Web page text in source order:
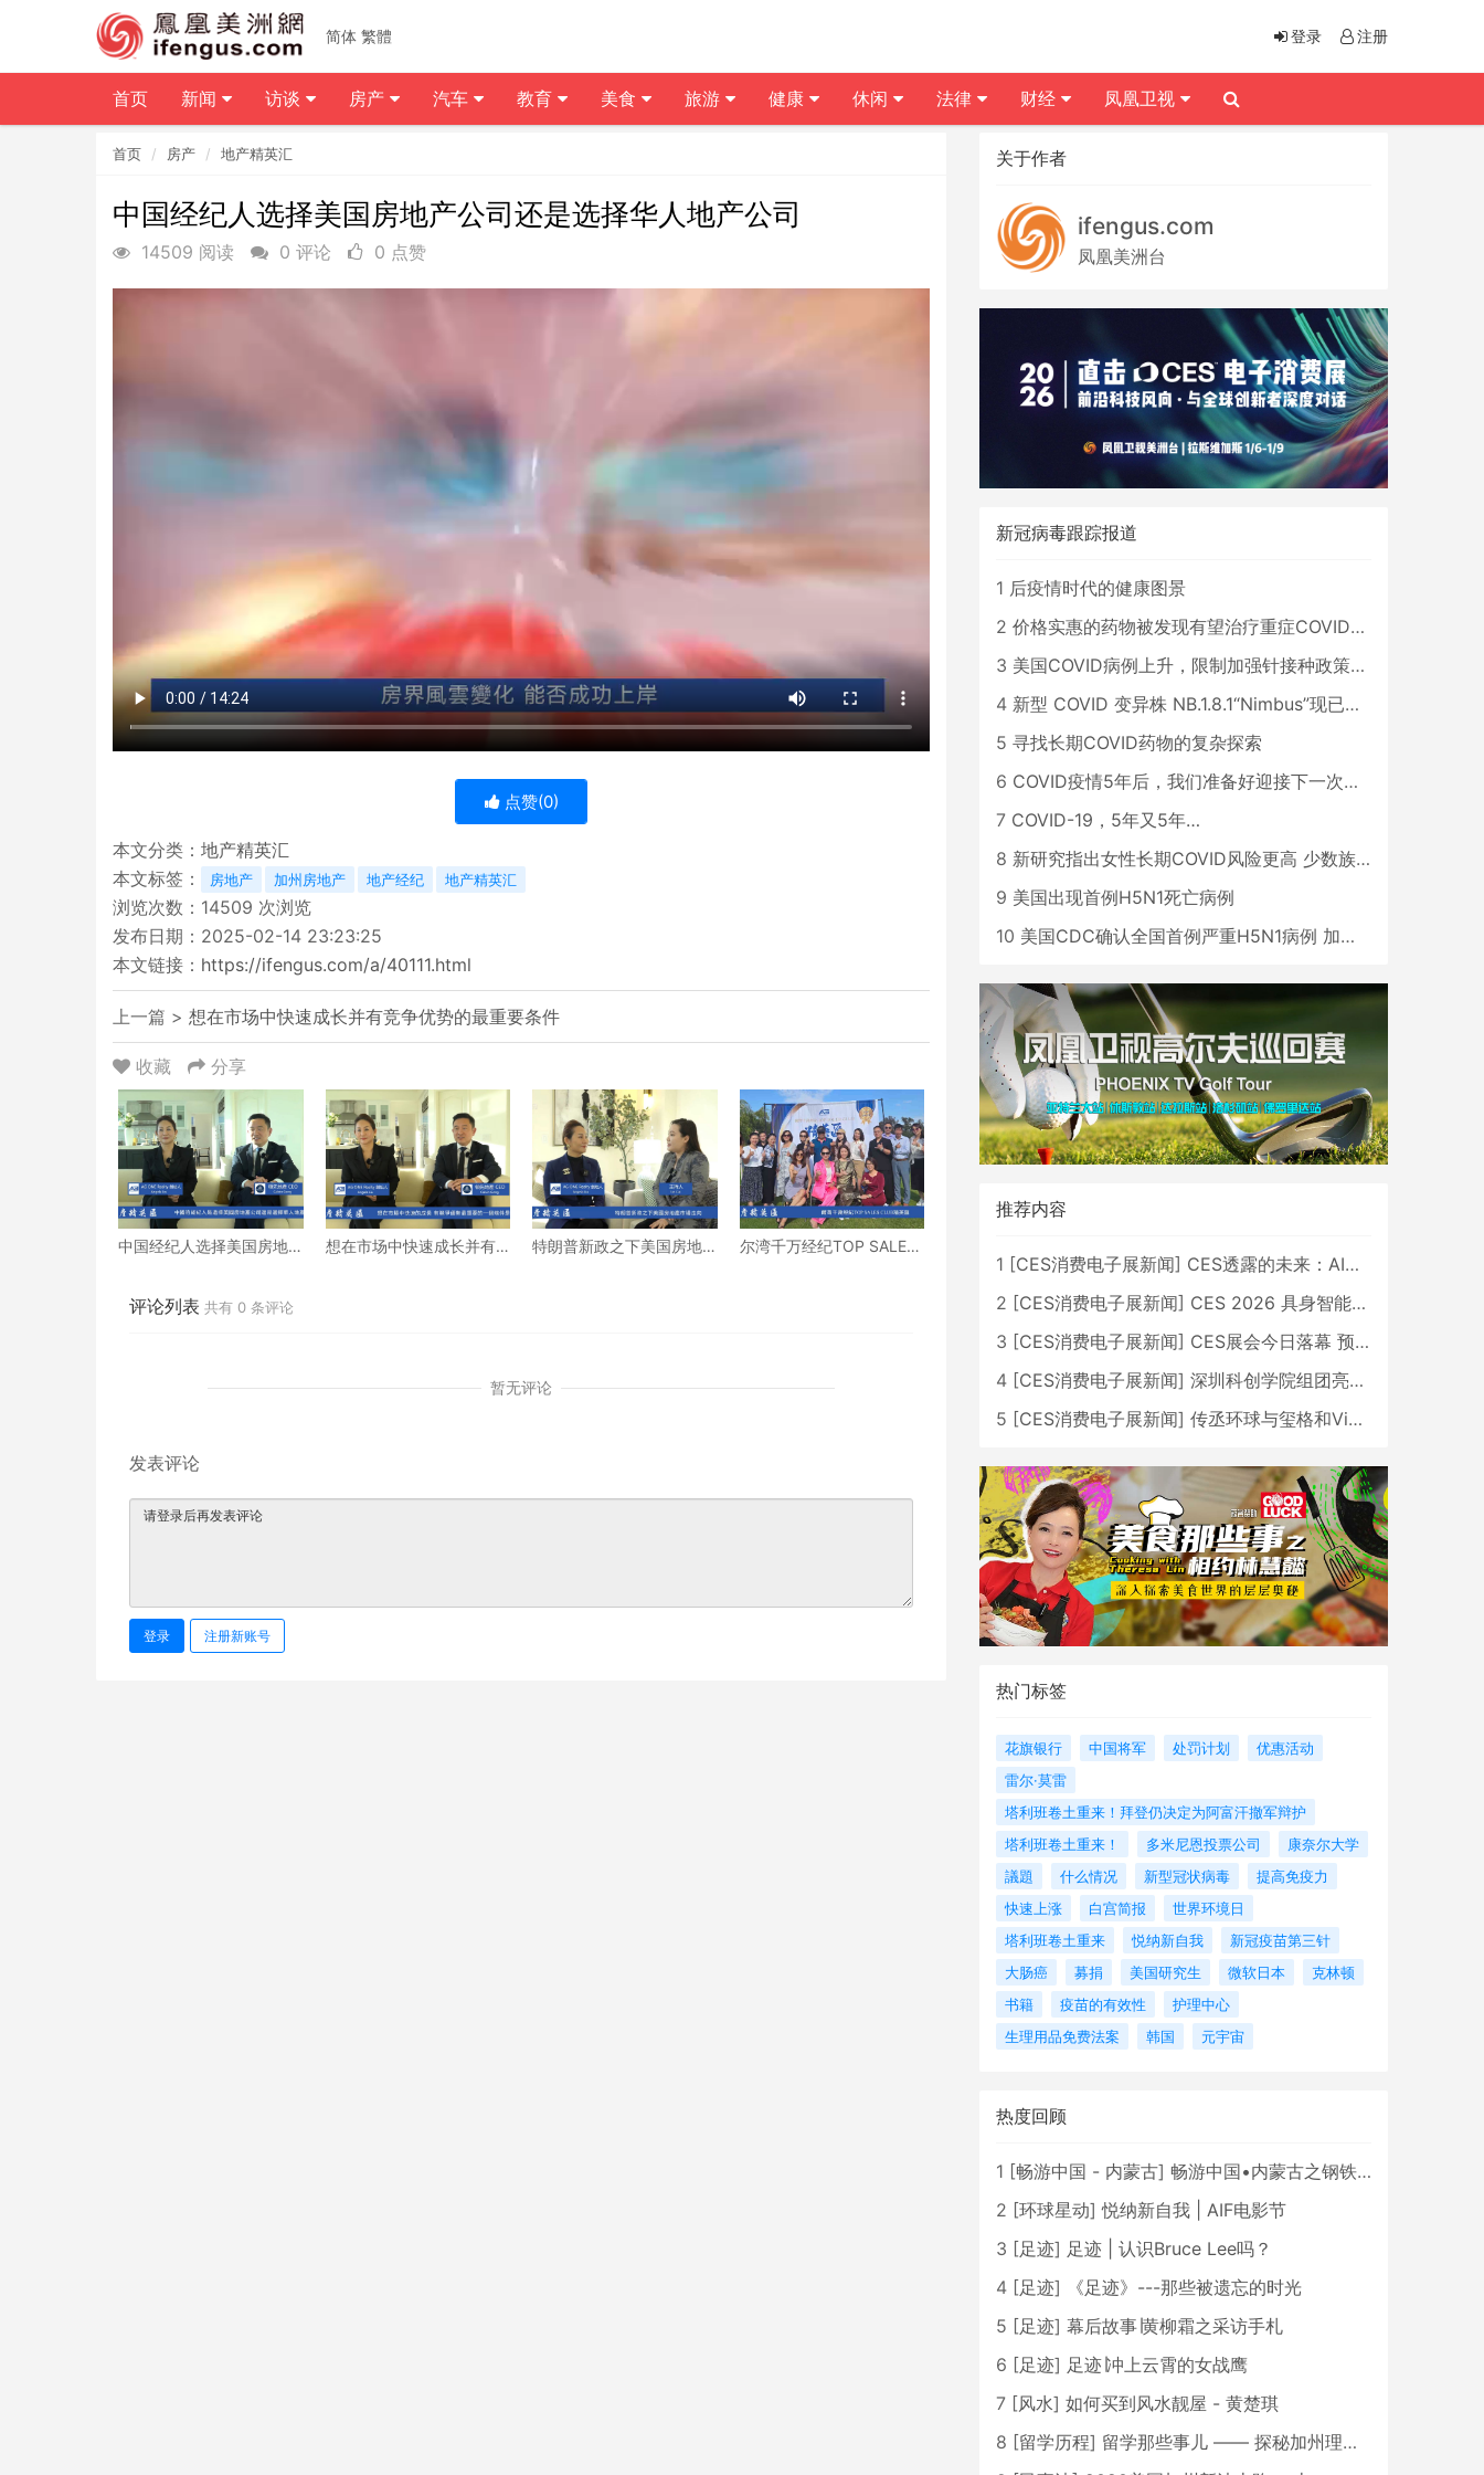
首页 房产 地产精英汇
中国经纪人选择美国房地产公司还是选择华人地产公司
14509 阅读 0 评论 0 点赞
点赞(0)
本文分类： 地产精英汇
本文标签：
房地产 加州房地产 地产经纪 地产精英汇
浏览次数： 14509 次浏览
发布日期：2025-02-14 23:23:25
本文链接： https://ifengus.com/a/40111.html
上一篇 > 想在市场中快速成长并有竞争优势的最重要条件
收藏 分享
中国经纪人选择美国房地
想在市场中快速成长并有
特朗普新政之下美国房地
尔湾千万经纪TOP SALES
评论列表 共有 0 条评论
暂无评论
发表评论
登录 注册新账号
关于作者
ifengus.com
凤凰美洲台
新冠病毒跟踪报道
1 后疫情时代的健康图景
2 价格实惠的药物被发现有望治疗重症COVID患者
3 美国COVID病例上升，限制加强针接种政策即将出台
4 新型 COVID 变异株 NB.1.8.1“Nimbus”现已在美国占据主导地位
5 寻找长期COVID药物的复杂探索
6 COVID疫情5年后，我们准备好迎接下一次大流行了吗？
7 COVID-19，5年又5年…
8 新研究指出女性长期COVID风险更高 少数族裔儿童存在差异
9 美国出现首例H5N1死亡病例
10 美国CDC确认全国首例严重H5N1病例 加州进入紧急状态
推荐内容
1 [CES消费电子展新闻] CES透露的未来：AI、机器人与智能生活大爆发
2 [CES消费电子展新闻] CES 2026 具身智能与创新领域 中国公司大放异彩
3 [CES消费电子展新闻] CES展会今日落幕 预计2026行业收入将超五千亿美元
4 [CES消费电子展新闻] 深圳科创学院组团亮相CES 广受好评
5 [CES消费电子展新闻] 传丞环球与玺格和VibeLens共同推出全新耳机
热门标签
花旗银行 中国将军 处罚计划
优惠活动
雷尔·莫雷
塔利班卷土重来！拜登仍决定为阿富汗撤军辩护
塔利班卷土重来！
多米尼恩投票公司
康奈尔大学
議題
什么情况 新型冠状病毒
提高免疫力
快速上涨
白宫简报
世界环境日
塔利班卷土重来
悦纳新自我
新冠疫苗第三针
大肠癌
募捐 美国研究生 微软日本
克林顿
书籍
疫苗的有效性
护理中心
生理用品免费法案
韩国 元宇宙
热度回顾
1 [畅游中国 - 内蒙古] 畅游中国•内蒙古之钢铁骄子，魅力包头
2 [环球星动] 悦纳新自我 | AIF电影节
3 [足迹] 足迹 | 认识Bruce Lee吗？
4 [足迹]
《足迹》---那些被遗忘的时光
5 [足迹] 幕后故事∣黄柳霜之采访手札
6 [足迹] 足迹∣冲上云霄的女战鹰
7 [风水] 如何买到风水靓屋 - 黄楚琪
8 [留学历程] 留学那些事儿 —— 探秘加州理工学院Caltech博士生活 [上集]
简体 繁體 登录 注册
首页 新闻 访谈 房产 汽车 教育 美食 旅游 健康 休闲 法律 财经 凤凰卫视